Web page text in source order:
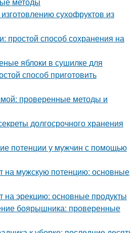
сухофруктов из
простой способ сохранения на
яблоки в сушилке для
способ приготовить
проверенные методы и
долгосрочного хранения
потенции у мужчин с помощью
на мужскую потенцию: основные
на эрекцию: основные продукты
боярышника: проверенные